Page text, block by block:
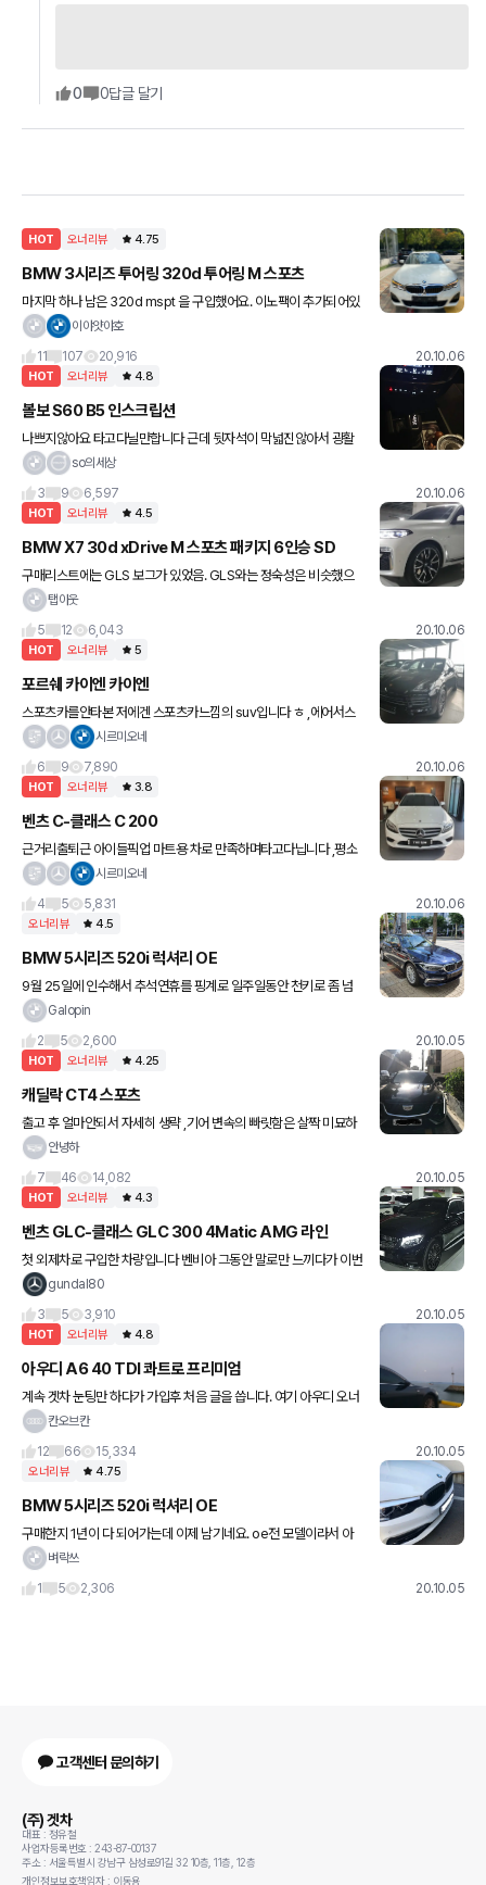
0 0답글 달기
HOT 오너리뷰 4.75
BMW 3시리즈 투어링 320d 투어링 M 스포츠
마지막 하나 남은 320d mspt 을 구입했어요. 이노팩이 추가되어있
어 스피커 제외 풀옵이네요 ㅎㅎ 이차가 첫 차라서 다른차와 비교는
이야얏야호
11
107 20,916 20.10.06
HOT 오너리뷰 4.8
볼보 S60 B5 인스크립션
나쁘지않아요 타고다닐만합니다 근데 뒷자석이 막넓진않아서 광활
한뒷자리 원하시면 s90이맞습니다 ,승차감괜찮아요 ,디자인은 까는
기간이
so의세상
3
9 6,597 20.10.06
HOT 오너리뷰 4.5
BMW X7 30d xDrive M 스포츠 패키지 6인승 SD
구매리스트에는 GLS 보그가 있었음. GLS와는 정숙성은 비슷했으
나 꿀렁거림이 GLS가 더 심했고 디자인도 별로였음. 보그를 선택하
탭아웃
5
12 6,043 20.10.06
HOT 오너리뷰 5
포르쉐 카이엔 카이엔
스포츠카를안타본 저에겐 스포츠카느낌의 suv입니다 ㅎ ,에어서스
넣어서 승차감 좋구요 초창기 계약했을때 현지 pscb 공장이 불이나
시르미오네
6
9 7,890 20.10.06
HOT 오너리뷰 3.8
벤츠 C-클래스 C 200
근거리출퇴근 아이들픽업 마트용 차로 만족하며타고다닙니다 ,평소
는도심지주행이지만 가끔 고속화도로 달리면 고속에서 더안정감이
이고 이제 앞으로
시르미오네
4
5 5,831 20.10.06
오너리뷰 4.5
BMW 5시리즈 520i 럭셔리 OE
9월 25일에 인수해서 추석연휴를 핑계로 일주일동안 천키로 좀 넘
게 운행했습니다. 장점이야 차고 넘치니 단점위주로 짧게나마 끄적여
Galopin
2
5 2,600 20.10.05
HOT 오너리뷰 4.25
캐딜락 CT4 스포츠
출고 후 얼마안되서 자세히 생략 ,기어 변속의 빠릿함은 살짝 미묘하
지만 적은 rpm으로 속도를 뽑아낼수 있는점에서는 정말 좋다 ,실물
안녕하
7
46 14,082 20.10.05
HOT 오너리뷰 4.3
벤츠 GLC-클래스 GLC 300 4Matic AMG 라인
첫 외제차로 구입한 차량입니다 벤비아 그동안 말로만 느끼다가 이번
에 구입해보니 왜 그런지 알 수 있겠더라구요 페리 전이다보니 가격
gundal80
3
5 3,910 20.10.05
HOT 오너리뷰 4.8
아우디 A6 40 TDI 콰트로 프리미엄
계속 겟차 눈팅만 하다가 가입후 처음 글을 씁니다. 여기 아우디 오너
님들도 많은것 같은데 글이 많이 있지는 않더군요. 지금 타는 차량은
칸오브칸
12
66 15,334 20.10.05
오너리뷰 4.75
BMW 5시리즈 520i 럭셔리 OE
구매한지 1년이 다 되어가는데 이제 남기네요. oe전 모델이라서 아
쉬운건 많지만 만족하고 탑니다 330i와 고민하다가 구매했는데 33
벼락쓰
1
5 2,306 20.10.05
고객센터 문의하기
(주) 겟차
대표 : 정유철
사업자등록번호 : 243-87-00137
주소 : 서울특별시 강남구 삼성로91길 32 10층, 11층, 12층
개인정보보호책임자 : 이동용